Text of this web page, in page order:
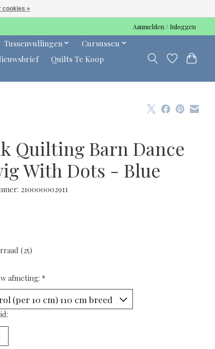
Aanmelden / Inloggen
Tussenvullingen
Cursussen
Quilts Te Koop
Quilting Barn Dance
With Dots - Blue
210000002911
(25)
afmeting: *
cookies »